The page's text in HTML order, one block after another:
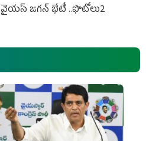
వైయస్ జగన్ భేటీ ..ఫొటోలు2